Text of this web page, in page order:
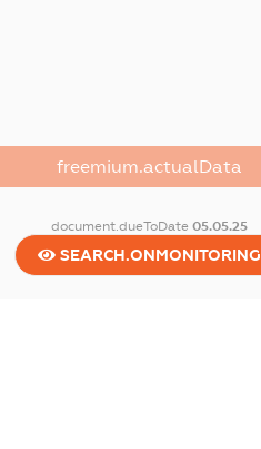
freemium.actualData
document.dueToDate 05.05.25
SEARCH.ONMONITORING